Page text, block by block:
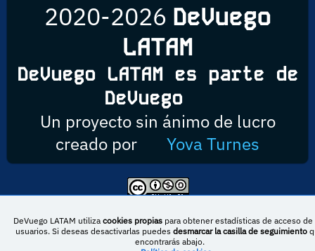
2020-2026 DeVuego
LATAM
DeVuego LATAM es parte de
DeVuego
Un proyecto sin ánimo de lucro
creado por
Yova Turnes
DeVuego LATAM utiliza cookies propiaspara obtener estadísticas de acceso de
usuarios. Si deseas desactivarlas puedes desmarcar la casilla de seguimiento
encontrarás abajo.